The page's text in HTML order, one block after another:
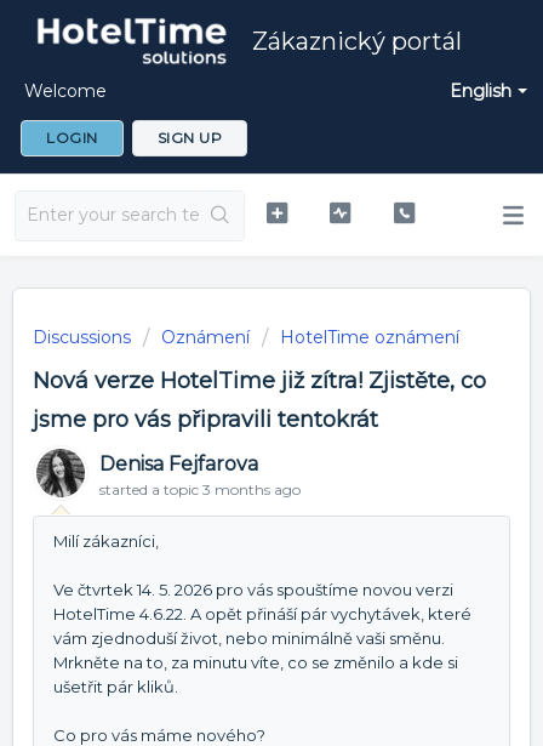
Zákaznický portál
English
Welcome
LOGIN SIGN UP
Discussions Oznámení HotelTime oznámení
Nová verze HotelTime již zítra! Zjistěte, co
jsme pro vás připravili tentokrát
Denisa Fejfarova
started a topic 3 months ago
Milí zákazníci,
Ve čtvrtek 14. 5. 2026 pro vás spouštíme novou verzi
HotelTime 4.6.22. A opět přináší pár vychytávek, které
vám zjednoduší život, nebo minimálně vaši směnu.
Mrkněte na to, za minutu víte, co se změnilo a kde si
ušetřit pár kliků.
Co pro vás máme nového?